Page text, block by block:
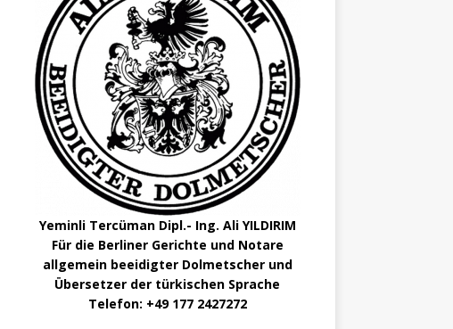
Yeminli Tercüman Dipl.- Ing. Ali YILDIRIM
Für die Berliner Gerichte und Notare
allgemein beeidigter Dolmetscher und
Übersetzer der türkischen Sprache
Telefon: +49 177 2427272